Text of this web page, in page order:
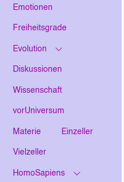
Emotionen
Freiheitsgrade
Evolution
Diskussionen
Wissenschaft
vorUniversum
Materie Einzeller
Vielzeller
HomoSapiens